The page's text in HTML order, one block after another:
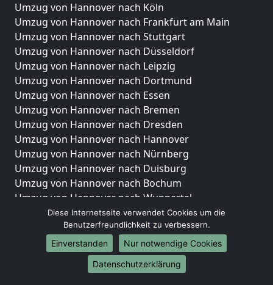
Umzug von Hannover nach Köln
Umzug von Hannover nach Frankfurt am Main
Umzug von Hannover nach Stuttgart
Umzug von Hannover nach Düsseldorf
Umzug von Hannover nach Leipzig
Umzug von Hannover nach Dortmund
Umzug von Hannover nach Essen
Umzug von Hannover nach Bremen
Umzug von Hannover nach Dresden
Umzug von Hannover nach Hannover
Umzug von Hannover nach Nürnberg
Umzug von Hannover nach Duisburg
Umzug von Hannover nach Bochum
Umzug von Hannover nach Wuppertal
Umzug von Hannover nach Bielefeld
Umzug von Hannover nach Bonn
Umzug von Hannover nach Münster
Internationale-Umzüge
Diese Internetseite verwendet Cookies um die
Benutzerfreundlichkeit zu verbessern.
Einverstanden
Nur notwendige Cookies
Datenschutzerklärung